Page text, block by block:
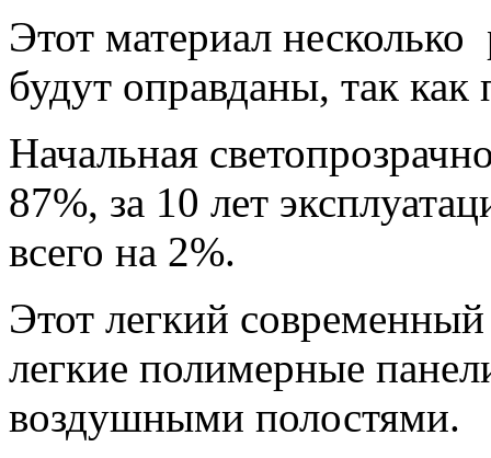
Этот материал несколько
будут оправданы, так
Начальная
87%, за 10 лет
всего на 2%.
Этот легкий
легкие полимерные
воздушными полостями.